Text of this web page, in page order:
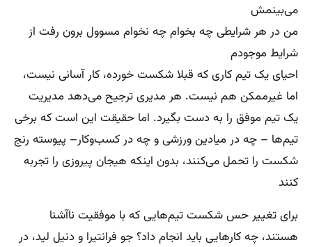
می‌بینمش
من در هر شرایطی چه بخوام چه نخوام مسوول برون رفت از
شرایط موجودم
احیای یک تیم کاری که قبلا شکست خورده، کار آسانی نیست،
اما غیرممکن هم نیست. هر مدیری ترجیح می‌دهد مدیریت
یک تیم موفق را به دست بگیرد. اما حقیقت این است که برخی
تیم‌ها – چه در میادین ورزشی و چه در کسب‌وکار– پیوسته رنج
شکست را تحمل می‌کنند، بدون اینکه هیجان پیروزی را تجربه
کنند
برای تغییر حس شکست تیم‌هایی که با موفقیت ناآشنا
هستند، چه کارهایی باید انجام داد؟ جو فرانتیرا و دنیل لید، در